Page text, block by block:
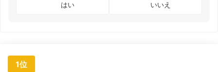
はい いいえ
1位